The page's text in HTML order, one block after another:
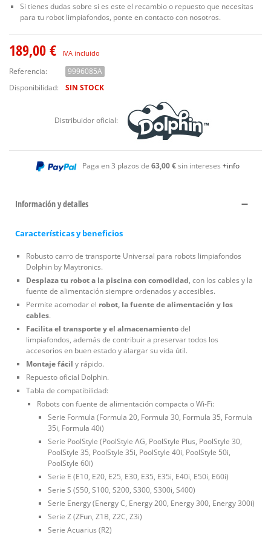
Si tienes dudas sobre si es este el recambio o repuesto que necesitas
para tu robot limpiafondos, ponte en contacto con nosotros.
189,00 € IVA incluido
Referencia:
9996085A
Disponibilidad:
SIN STOCK
Distribuidor oficial:
Paga en 3 plazos de 63,00 €sin intereses +info
Información y detalles
Características y beneficios
Robusto carro de transporte Universal para robots limpiafondos
Dolphin by Maytronics.
Desplaza tu robot a la piscina con comodidad, con los cables y la
fuente de alimentación siempre ordenados y accesibles.
Permite acomodar el robot, la fuente de alimentación y los
cables.
Facilita el transporte y el almacenamientodel
limpiafondos, además de contribuir a preservar todos los
accesorios en buen estado y alargar su vida útil.
Montaje fácil y rápido.
Repuesto oficial Dolphin.
Tabla de compatibilidad:
Robots con fuente de alimentación compacta o Wi-Fi:
Serie Formula (Formula 20, Formula 30, Formula 35, Formula
35i, Formula 40i)
Serie PoolStyle (PoolStyle AG, PoolStyle Plus, PoolStyle 30,
PoolStyle 35, PoolStyle 35i, PoolStyle 40i, PoolStyle 50i,
PoolStyle 60i)
Serie E (E10, E20, E25, E30, E35, E35i, E40i, E50i, E60i)
Serie S (S50, S100, S200, S300, S300i, S400)
Serie Energy (Energy C, Energy 200, Energy 300, Energy 300i)
Serie Z (ZFun, Z1B, Z2C, Z3i)
Serie Acuarius (R2)